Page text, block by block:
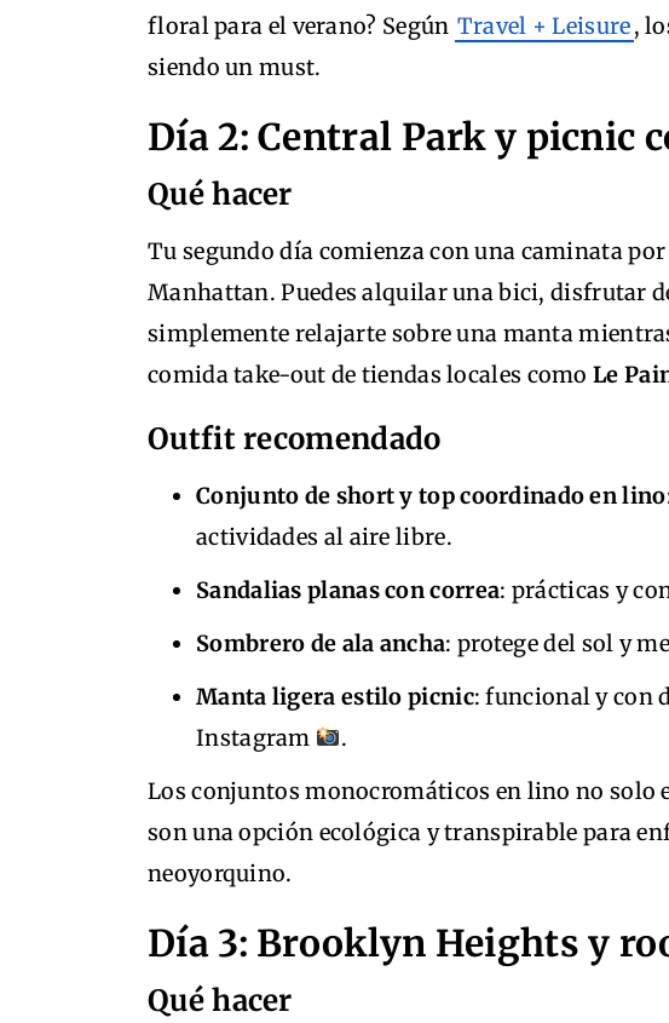
floral para el verano? Según Travel + Leisure,
siendo un must.
Día 2: Central Park y picnic
Qué hacer
Tu segundo día comienza con una caminata por
Manhattan. Puedes alquilar una bici, disfrutar
simplemente relajarte sobre una manta
comida take-out de tiendas locales como Le
Outfit recomendado
Conjunto de short y top coordinado en lino
actividades al aire libre.
Sandalias planas con correa: prácticas y
Sombrero de ala ancha: protege del sol y
Manta ligera estilo picnic: funcional y con
Instagram
.
Los conjuntos monocromáticos en lino no solo
son una opción ecológica y transpirable para
neoyorquino.
Día 3: Brooklyn Heights y
Qué hacer